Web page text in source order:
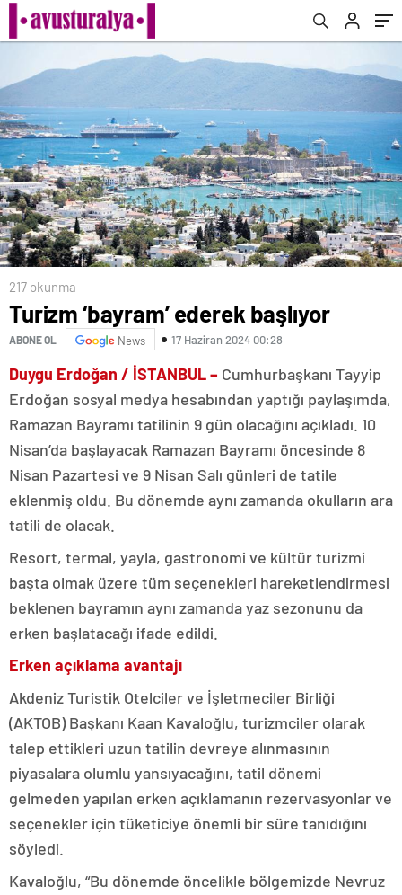
217 okunma
Turizm ‘bayram’ ederek başlıyor
ABONE OL News 17 Haziran 2024 00:28
Duygu Erdoğan / İSTANBUL – Cumhurbaşkanı Tayyip
Erdoğan sosyal medya hesabından yaptığı paylaşımda,
Ramazan Bayramı tatilinin 9 gün olacağını açıkladı. 10
Nisan’da başlayacak Ramazan Bayramı öncesinde 8
Nisan Pazartesi ve 9 Nisan Salı günleri de tatile
eklenmiş oldu. Bu dönemde aynı zamanda okulların ara
tatili de olacak.
Resort, termal, yayla, gastronomi ve kültür turizmi
başta olmak üzere tüm seçenekleri hareketlendirmesi
beklenen bayramın aynı zamanda yaz sezonunu da
erken başlatacağı ifade edildi.
Erken açıklama avantajı
Akdeniz Turistik Otelciler ve İşletmeciler Birliği
(AKTOB) Başkanı Kaan Kavaloğlu, turizmciler olarak
talep ettikleri uzun tatilin devreye alınmasının
piyasalara olumlu yansıyacağını, tatil dönemi
gelmeden yapılan erken açıklamanın rezervasyonlar ve
seçenekler için tüketiciye önemli bir süre tanıdığını
söyledi.
Kavaloğlu, “Bu dönemde öncelikle bölgemizde Nevruz